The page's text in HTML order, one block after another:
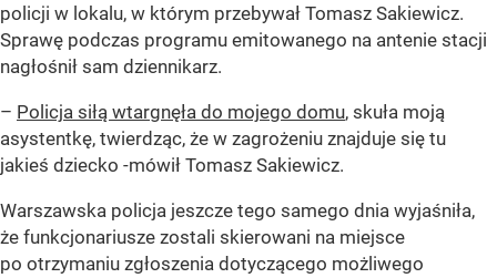
policji w lokalu, w którym przebywał Tomasz Sakiewicz.
Sprawę podczas programu emitowanego na antenie stacji
nagłośnił sam dziennikarz.
– Policja siłą wtargnęła do mojego domu, skuła moją
asystentkę, twierdząc, że w zagrożeniu znajduje się tu
jakieś dziecko -mówił Tomasz Sakiewicz.
Warszawska policja jeszcze tego samego dnia wyjaśniła,
że funkcjonariusze zostali skierowani na miejsce
po otrzymaniu zgłoszenia dotyczącego możliwego